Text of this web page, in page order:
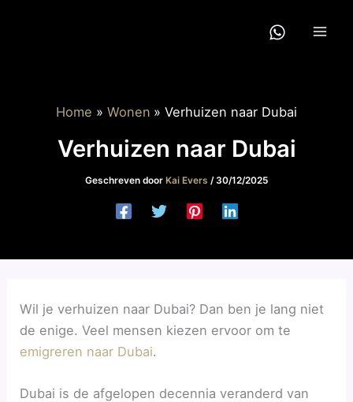
Home Wonen Verhuizen naar Dubai
Verhuizen naar Dubai
Geschreven door Kai Evers /30/12/2025
Wil je verhuizen naar Dubai? Dan ben je lang niet
de enige. Veel mensen kiezen ervoor om te
emigreren naar Dubai.
Dubai is de afgelopen decennia veranderd van